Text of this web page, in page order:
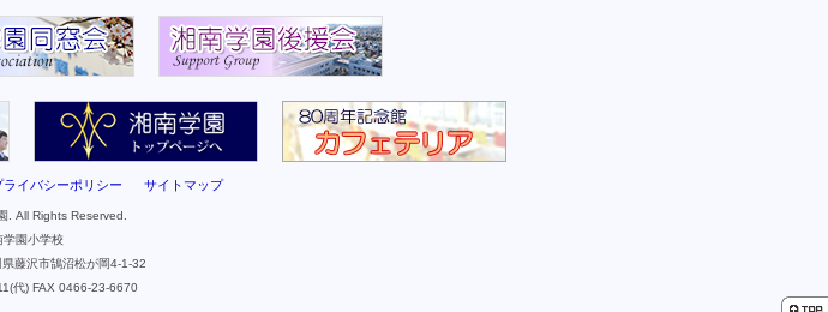
ライバシーポリシー サイトマップ
. All Rights Reserved.
学園小学校
藤沢市鵠沼松が岡4-1-32
代) FAX 0466-23-6670